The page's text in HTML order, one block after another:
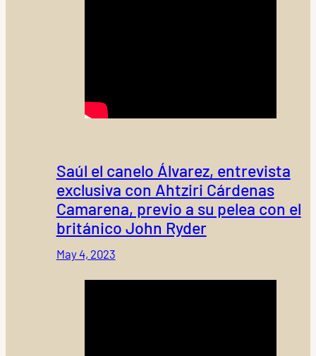
Saúl el canelo Álvarez, entrevista
exclusiva con Ahtziri Cárdenas
Camarena, previo a su pelea con el
británico John Ryder
May 4, 2023